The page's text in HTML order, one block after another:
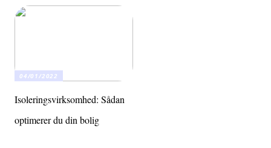
04/01/2022
Isoleringsvirksomhed: Sådan
optimerer du din bolig